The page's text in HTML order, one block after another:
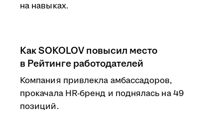
на навыках.
Как SOKOLOV повысил место
в Рейтинге работодателей
Компания привлекла амбассадоров,
прокачала HR-бренд и поднялась на 49
позиций.